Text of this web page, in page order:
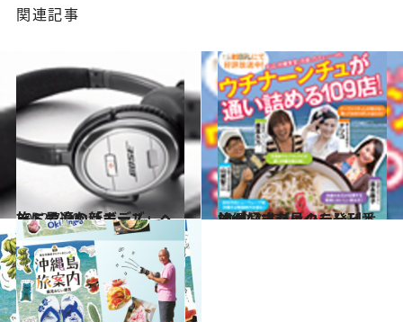
関連記事
2012.7.20
旅に最適な「ボーズ」ヘッドホンの新モデル
旅＆お出かけ 2012.7.27
沖縄好き必見のテレビ番組が公式ブックを発刊
旅＆お出かけ